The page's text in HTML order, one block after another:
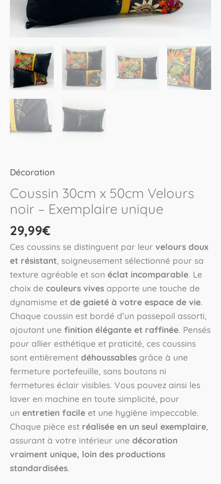
Décoration
Coussin 30cm x 50cm Velours
noir – Exemplaire unique
29,99€
Ces coussins se distinguent par leur velours doux
et résistant, soigneusement sélectionné pour sa
texture agréable et son éclat incomparable. Le
choix de couleurs vives apporte une touche de
dynamisme et de gaieté à votre espace de vie.
Chaque coussin est bordé d’un passepoil assorti,
ajoutant une finition élégante et raffinée. Pensés
pour allier esthétique et praticité, ces coussins
sont entièrement déhoussables grâce à une
fermeture portefeuille, sans boutons ni
fermetures éclair visibles. Vous pouvez ainsi les
laver en machine en toute simplicité, pour
un entretien facile et une hygiène impeccable.
Chaque pièce est réalisée en un seul exemplaire,
assurant à votre intérieur une décoration
vraiment unique, loin des productions
standardisées.